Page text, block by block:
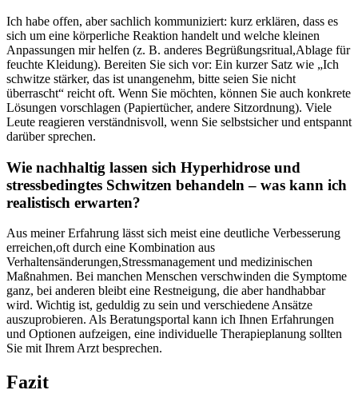
Ich habe offen, aber sachlich kommuniziert: kurz ‍erklären, dass es
sich um eine ⁣körperliche ‌Reaktion handelt und welche kleinen
Anpassungen mir helfen (z. B.​ anderes Begrüßungsritual,Ablage für
feuchte Kleidung). Bereiten ‍Sie sich ​vor: ⁤Ein kurzer Satz wie „Ich
schwitze stärker, das ist unangenehm, bitte seien Sie nicht
überrascht“ reicht oft. Wenn​ Sie möchten, können Sie auch konkrete
Lösungen vorschlagen (Papiertücher, andere Sitzordnung). ‌Viele
Leute reagieren verständnisvoll, wenn Sie selbstsicher und entspannt
darüber sprechen.
Wie nachhaltig lassen sich Hyperhidrose und
stressbedingtes ‍Schwitzen behandeln‍ – was kann ich
realistisch erwarten?
Aus meiner‍ Erfahrung lässt sich meist eine deutliche Verbesserung
erreichen,oft durch eine Kombination aus
Verhaltensänderungen,Stressmanagement ‌und⁣ medizinischen
Maßnahmen. Bei manchen Menschen verschwinden ‌die⁢ Symptome​
ganz, bei ‍anderen bleibt eine Restneigung, die aber ‍handhabbar
wird. Wichtig ist, geduldig zu sein und verschiedene ‍Ansätze
auszuprobieren. Als⁤ Beratungsportal ​kann⁢ ich Ihnen Erfahrungen
und‍ Optionen aufzeigen,‌ eine individuelle ⁤Therapieplanung sollten
Sie ​mit Ihrem Arzt besprechen.
Fazit